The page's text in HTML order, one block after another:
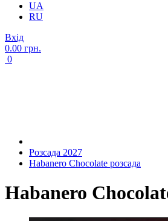
UA
RU
Вхід
0.00 грн.
0
Розсада 2027
Habanero Chocolate розсада
Habanero